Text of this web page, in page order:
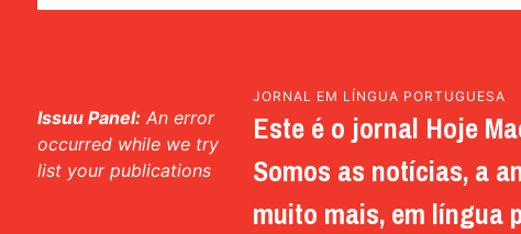
Issuu Panel: An error
occurred while we try
list your publications
JORNAL EM LÍNGUA PORTUGUESA
Este é o jornal Hoje
Somos as notícias, a
muito mais, em língua